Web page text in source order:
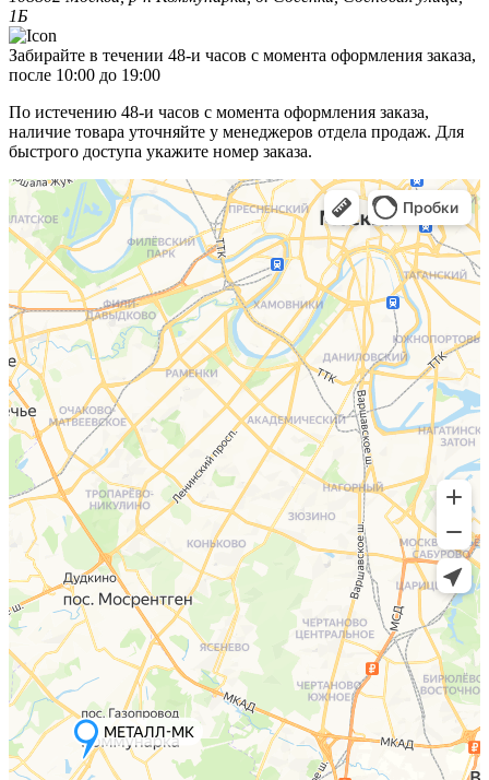
1Б
Забирайте в течении 48-и часов с момента оформления заказа,
после 10:00 до 19:00
По истечению 48-и часов с момента оформления заказа,
наличие товара уточняйте у менеджеров отдела продаж. Для
быстрого доступа укажите номер заказа.